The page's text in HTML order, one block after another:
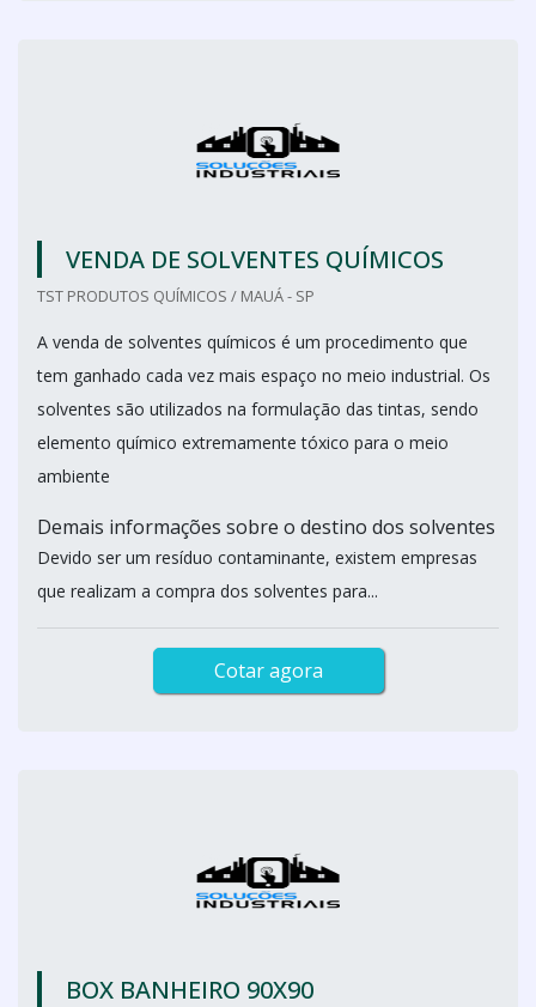
VENDA DE SOLVENTES QUÍMICOS
TST PRODUTOS QUÍMICOS / MAUÁ - SP
A venda de solventes químicos é um procedimento que
tem ganhado cada vez mais espaço no meio industrial. Os
solventes são utilizados na formulação das tintas, sendo
elemento químico extremamente tóxico para o meio
ambiente
Demais informações sobre o destino dos solventes
Devido ser um resíduo contaminante, existem empresas
que realizam a compra dos solventes para...
Cotar agora
BOX BANHEIRO 90X90